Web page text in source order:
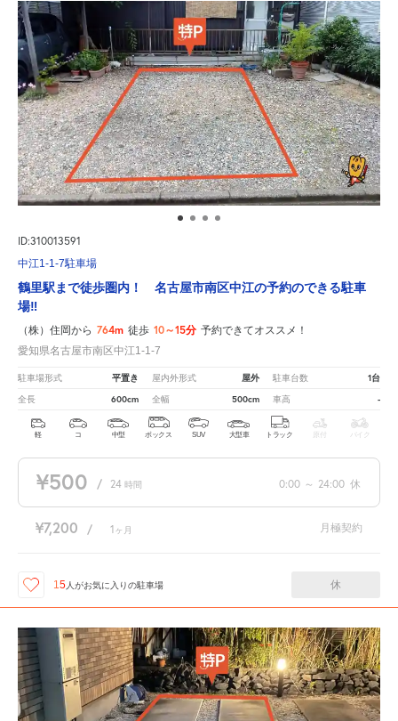
ID:310013591
中江1-1-7駐車場
鶴里駅まで徒歩圏内！ 名古屋市南区中江の予約のできる駐車
場‼
（株）住岡から 764m 徒歩 10～15分 予約できてオススメ！
愛知県名古屋市南区中江1-1-7
駐車場形式 平置き 屋内外形式 屋外 駐車台数 1台
全長 600cm 全幅 500cm 車高 -
軽 コ 中型 ボックス SUV 大型車 トラック 原付 バイク
¥500 / 24 時間 0:00 ～ 24:00 休
¥7,200 / 1 ヶ月 月極契約
15人がお気に入りの駐車場 休